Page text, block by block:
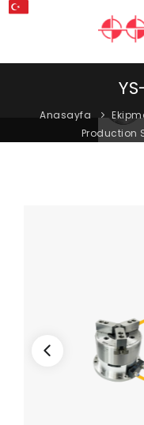
ANA SAYFA
MAKINELER
SERVIS
Anasayfa
Production